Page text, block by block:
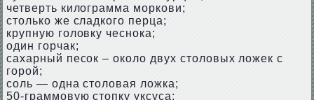
четверть килограмма моркови;
столько же сладкого перца;
крупную головку чеснока;
один горчак;
сахарный песок – около двух столовых ложек с
горой;
соль — одна столовая ложка;
50-граммовую стопку уксуса;